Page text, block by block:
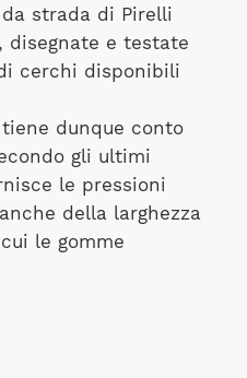
da strada di Pirelli
disegnate e testate
cerchi disponibili
dunque conto
gli ultimi
le pressioni
della larghezza
le gomme